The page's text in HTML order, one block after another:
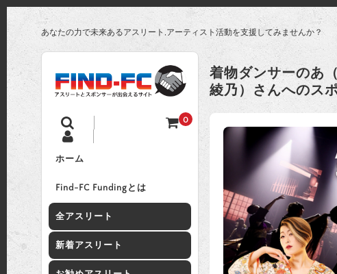
あなたの力で未来あるアスリート,アーティスト活動を支援してみませんか？
0
ホーム
Find-FC Fundingとは
全アスリート
新着アスリート
着物ダンサーのあ
綾乃）さんへのス